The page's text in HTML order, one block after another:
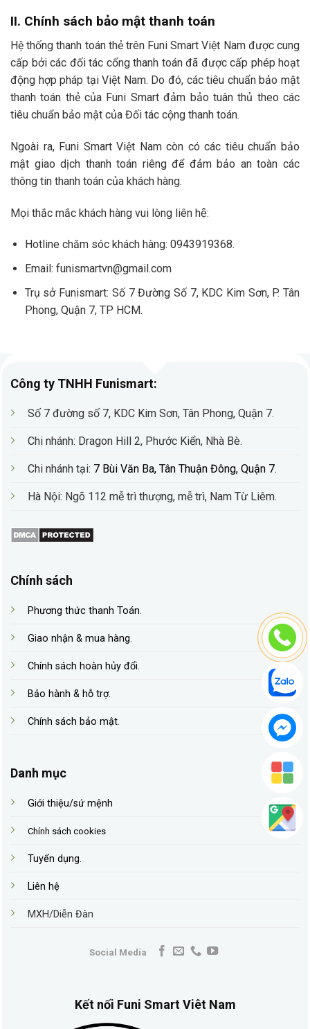
II. Chính sách bảo mật thanh toán
Hệ thống thanh toán thẻ trên Funi Smart Việt Nam được cung
cấp bởi các đối tác cổng thanh toán đã được cấp phép hoạt
động hợp pháp tại Việt Nam. Do đó, các tiêu chuẩn bảo mật
thanh toán thẻ của Funi Smart đảm bảo tuân thủ theo các
tiêu chuẩn bảo mật của Đối tác cộng thanh toán.
Ngoài ra, Funi Smart Việt Nam còn có các tiêu chuẩn bảo
mật giao dịch thanh toán riêng để đảm bảo an toàn các
thông tin thanh toán của khách hàng.
Mọi thắc mắc khách hàng vui lòng liên hệ:
Hotline chăm sóc khách hàng: 0943919368.
Email: funismartvn@gmail.com
Trụ sở Funismart: Số 7 Đường Số 7, KDC Kim Sơn, P. Tân
Phong, Quận 7, TP HCM.
Công ty TNHH Funismart:
Số 7 đường số 7, KDC Kim Sơn, Tân Phong, Quận 7.
Chi nhánh: Dragon Hill 2, Phước Kiển, Nhà Bè.
Chi nhánh tại: 7 Bùi Văn Ba, Tân Thuận Đông, Quận 7.
Hà Nội: Ngõ 112 mễ trì thượng, mễ trì, Nam Từ Liêm.
Chính sách
Phương thức thanh Toán.
Giao nhận & mua hàng.
Chính sách hoàn hủy đổi.
Bảo hành & hỗ trợ.
Chính sách bảo mật.
Danh mục
Giới thiệu/sứ mệnh
Chính sách cookies
Tuyển dụng.
Liên hệ
MXH/Diễn Đàn
Social Media
Kết nối Funi Smart Viêt Nam